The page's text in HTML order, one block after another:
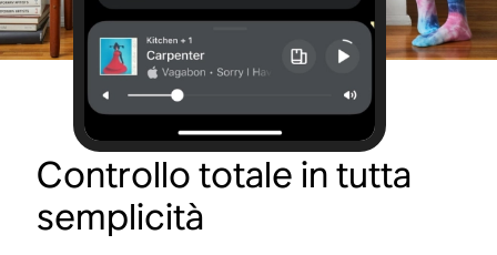
Controllo totale in tutta
semplicità